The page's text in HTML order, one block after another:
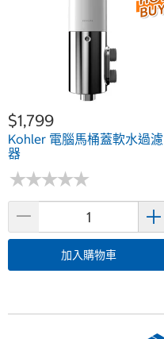
$1,799
Kohler 電腦馬桶蓋軟水過濾
器
★★★★★
★★★★★
加入購物車